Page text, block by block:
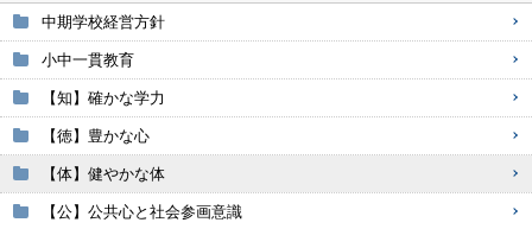
中期学校経営方針
小中一貫教育
【知】確かな学力
【徳】豊かな心
【体】健やかな体
【公】公共心と社会参画意識